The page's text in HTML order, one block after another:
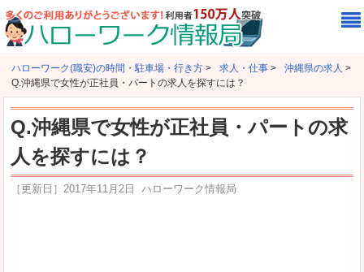
ハローワーク(職安)の時間・駐車場・行き方 > 求人・仕事 > 沖縄県の求人 >
Q.沖縄県で女性が正社員・パートの求人を探すには？
Q.沖縄県で女性が正社員・パートの求
人を探すには？
［更新日］ 2017年11月2日 ハローワーク情報局